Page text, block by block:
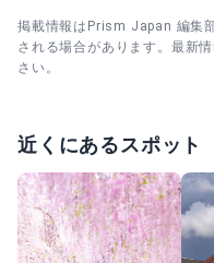
掲載情報はPrism Japan 編集
される場合があります。最新
さい。
近くにあるスポット